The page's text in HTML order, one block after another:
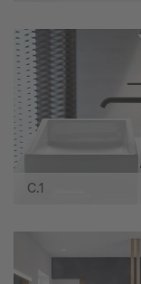
C.1